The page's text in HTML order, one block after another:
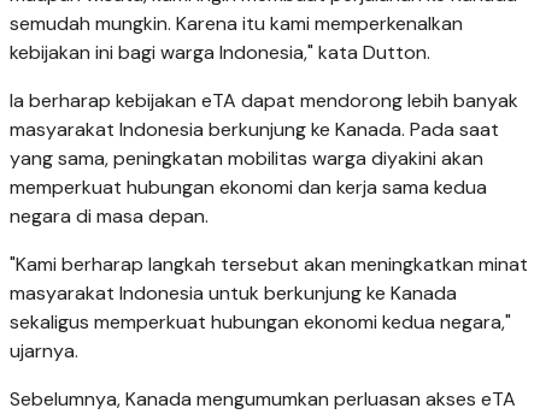
semudah mungkin. Karena itu kami memperkenalkan
kebijakan ini bagi warga Indonesia," kata Dutton.
Ia berharap kebijakan eTA dapat mendorong lebih banyak
masyarakat Indonesia berkunjung ke Kanada. Pada saat
yang sama, peningkatan mobilitas warga diyakini akan
memperkuat hubungan ekonomi dan kerja sama kedua
negara di masa depan.
"Kami berharap langkah tersebut akan meningkatkan minat
masyarakat Indonesia untuk berkunjung ke Kanada
sekaligus memperkuat hubungan ekonomi kedua negara,"
ujarnya.
Sebelumnya, Kanada mengumumkan perluasan akses eTA